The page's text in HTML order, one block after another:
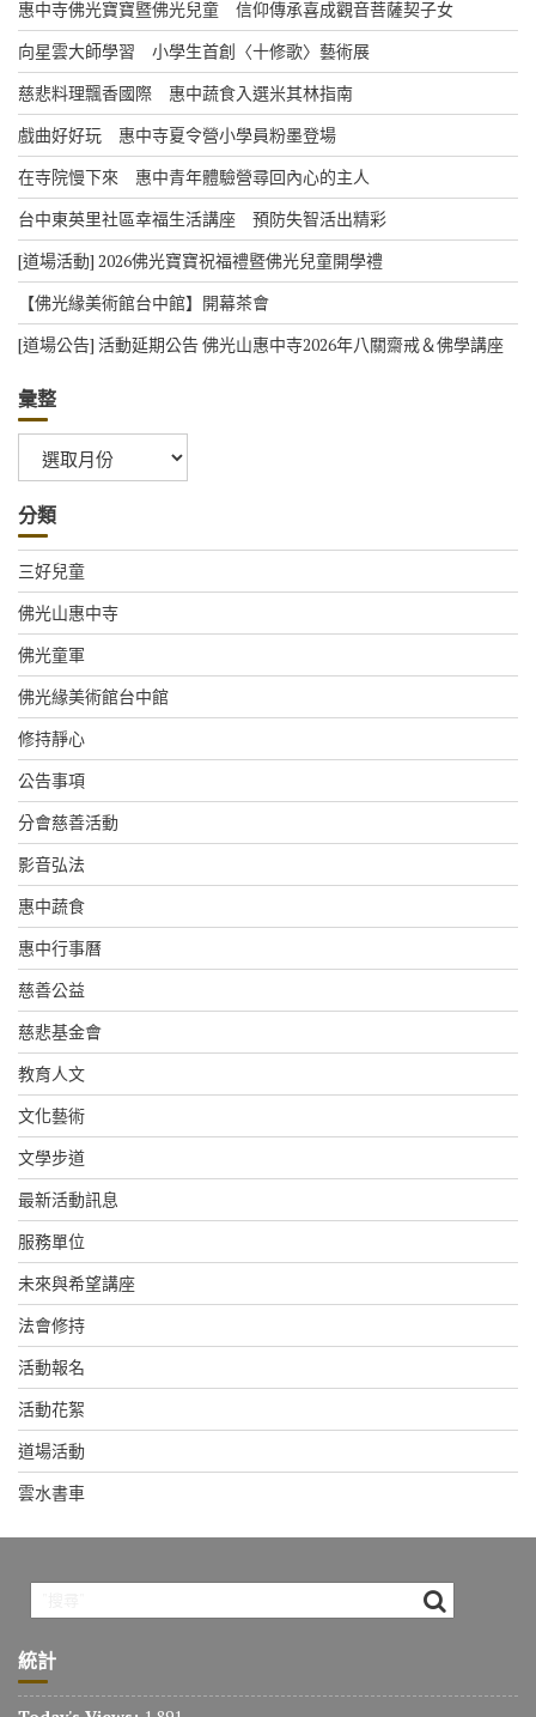
惠中寺佛光寶寶暨佛光兒童 信仰傳承喜成觀音菩薩契子女
向星雲大師學習 小學生首創〈十修歌〉藝術展
慈悲料理飄香國際 惠中蔬食入選米其林指南
戲曲好好玩 惠中寺夏令營小學員粉墨登場
在寺院慢下來 惠中青年體驗營尋回內心的主人
台中東英里社區幸福生活講座 預防失智活出精彩
[道場活動] 2026佛光寶寶祝福禮暨佛光兒童開學禮
【佛光緣美術館台中館】開幕茶會
[道場公告] 活動延期公告 佛光山惠中寺2026年八關齋戒＆佛學講座
彙整
整
分類
三好兒童
佛光山惠中寺
佛光童軍
佛光緣美術館台中館
修持靜心
公告事項
分會慈善活動
影音弘法
惠中蔬食
惠中行事曆
慈善公益
慈悲基金會
教育人文
文化藝術
文學步道
最新活動訊息
服務單位
未來與希望講座
法會修持
活動報名
活動花絮
道場活動
雲水書車
統計